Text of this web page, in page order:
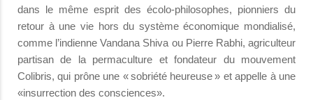
dans le même esprit des écolo-philosophes, pionniers du
retour à une vie hors du système économique mondialisé,
comme l’indienne Vandana Shiva ou Pierre Rabhi, agriculteur
partisan de la permaculture et fondateur du mouvement
Colibris, qui prône une « sobriété heureuse » et appelle à une
«insurrection des consciences».